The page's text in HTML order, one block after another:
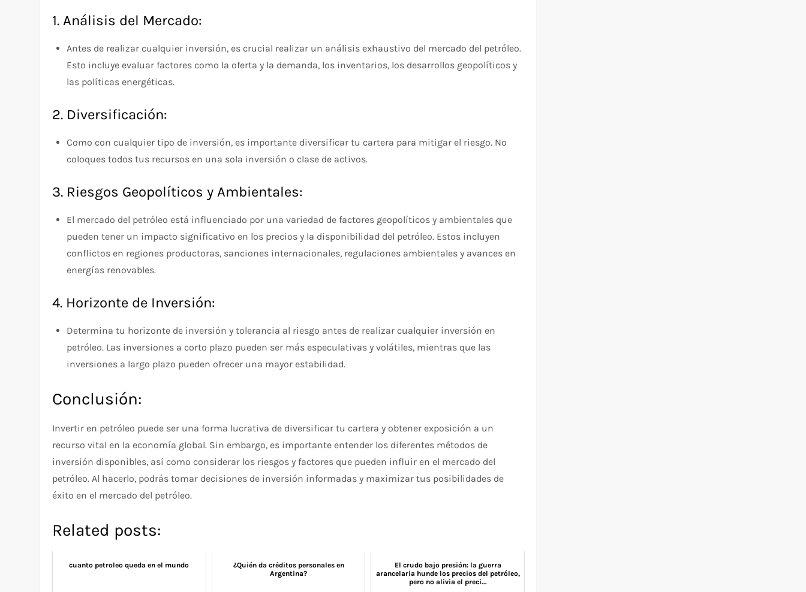
1. Análisis del Mercado:
Antes de realizar cualquier inversión, es crucial realizar un análisis exhaustivo del mercado del petróleo.
Esto incluye evaluar factores como la oferta y la demanda, los inventarios, los desarrollos geopolíticos y
las políticas energéticas.
2. Diversificación:
Como con cualquier tipo de inversión, es importante diversificar tu cartera para mitigar el riesgo. No
coloques todos tus recursos en una sola inversión o clase de activos.
3. Riesgos Geopolíticos y Ambientales:
El mercado del petróleo está influenciado por una variedad de factores geopolíticos y ambientales que
pueden tener un impacto significativo en los precios y la disponibilidad del petróleo. Estos incluyen
conflictos en regiones productoras, sanciones internacionales, regulaciones ambientales y avances en
energías renovables.
4. Horizonte de Inversión:
Determina tu horizonte de inversión y tolerancia al riesgo antes de realizar cualquier inversión en
petróleo. Las inversiones a corto plazo pueden ser más especulativas y volátiles, mientras que las
inversiones a largo plazo pueden ofrecer una mayor estabilidad.
Conclusión:
Invertir en petróleo puede ser una forma lucrativa de diversificar tu cartera y obtener exposición a un
recurso vital en la economía global. Sin embargo, es importante entender los diferentes métodos de
inversión disponibles, así como considerar los riesgos y factores que pueden influir en el mercado del
petróleo. Al hacerlo, podrás tomar decisiones de inversión informadas y maximizar tus posibilidades de
éxito en el mercado del petróleo.
Related posts:
cuanto petroleo queda en el mundo
¿Quién da créditos personales en
Argentina?
El crudo bajo presión: la guerra
arancelaria hunde los precios del petróleo,
pero no alivia el preci...